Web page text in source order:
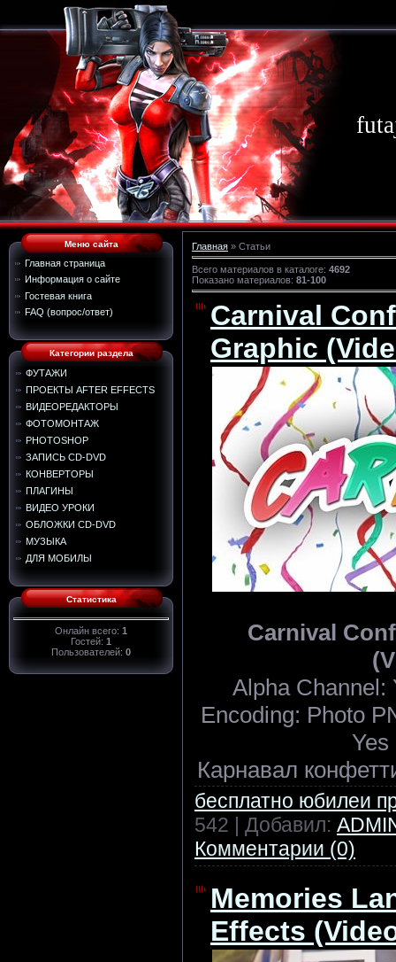
Меню сайта
Главная страница
Информация о сайте
Гостевая книга
FAQ (вопрос/ответ)
Категории раздела
ФУТАЖИ
ПРОЕКТЫ AFTER EFFECTS
ВИДЕОРЕДАКТОРЫ
ФОТОМОНТАЖ
PHOTOSHOP
ЗАПИСЬ CD-DVD
КОНВЕРТОРЫ
ПЛАГИНЫ
ВИДЕО УРОКИ
ОБЛОЖКИ CD-DVD
МУЗЫКА
ДЛЯ МОБИЛЫ
Статистика
Онлайн всего: 1
Гостей: 1
Пользователей: 0
Главная » Статьи
Всего материалов в каталоге: 4692
Показано материалов: 81-100
Carnival
Graphic
Carnival
Alpha Channel:
Encoding: Photo
Карнавал
бесплатно юбилеи
542 | Добавил:
Комментарии (0)
Memories
Effects